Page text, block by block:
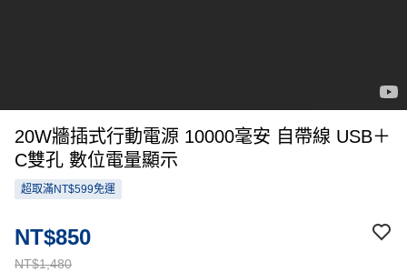
20W牆插式行動電源 10000毫安 自帶線 USB＋
C雙孔 數位電量顯示
超取滿NT$599免運
NT$1,480
NT$850